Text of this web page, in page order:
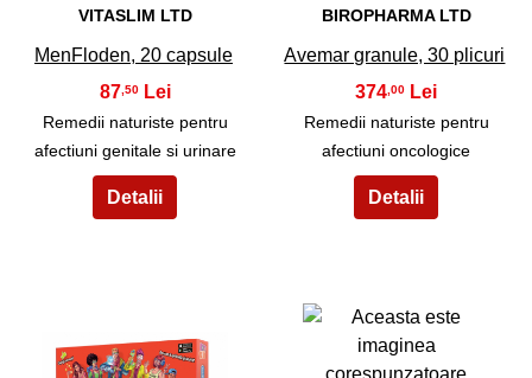
VITASLIM LTD
MenFloden, 20 capsule
87,50
Remedii naturiste pentru
afectiuni genitale si urinare
BIROPHARMA LTD
Avemar granule, 30 plicuri
374 ,00
Remedii naturiste pentru
afectiuni oncologice